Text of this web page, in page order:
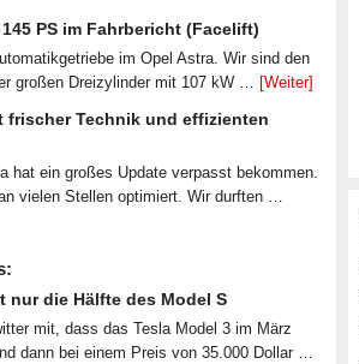
PS im Fahrbericht (Facelift)
im Opel Astra. Wir sind den
großen Dreizylinder mit 107 kW … [Weiter]
frischer Technik und effizienten
hat ein großes Update verpasst bekommen.
vielen Stellen optimiert. Wir durften …
nur die Hälfte des Model S
mit, dass das Tesla Model 3 im März
dann bei einem Preis von 35.000 Dollar …